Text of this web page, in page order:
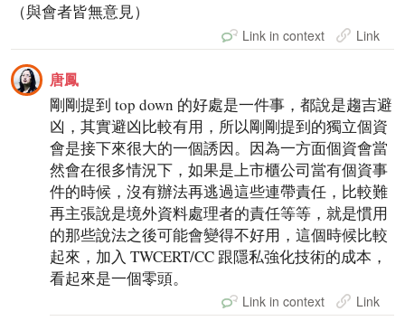
（與會者皆無意見）
Link in context Link
唐鳳
剛剛提到 top down 的好處是一件事，都說是趨吉避
凶，其實避凶比較有用，所以剛剛提到的獨立個資
會是接下來很大的一個誘因。因為一方面個資會當
然會在很多情況下，如果是上市櫃公司當有個資事
件的時候，沒有辦法再逃過這些連帶責任，比較難
再主張說是境外資料處理者的責任等等，就是慣用
的那些說法之後可能會變得不好用，這個時候比較
起來，加入 TWCERT/CC 跟隱私強化技術的成本，
看起來是一個零頭。
Link in context Link